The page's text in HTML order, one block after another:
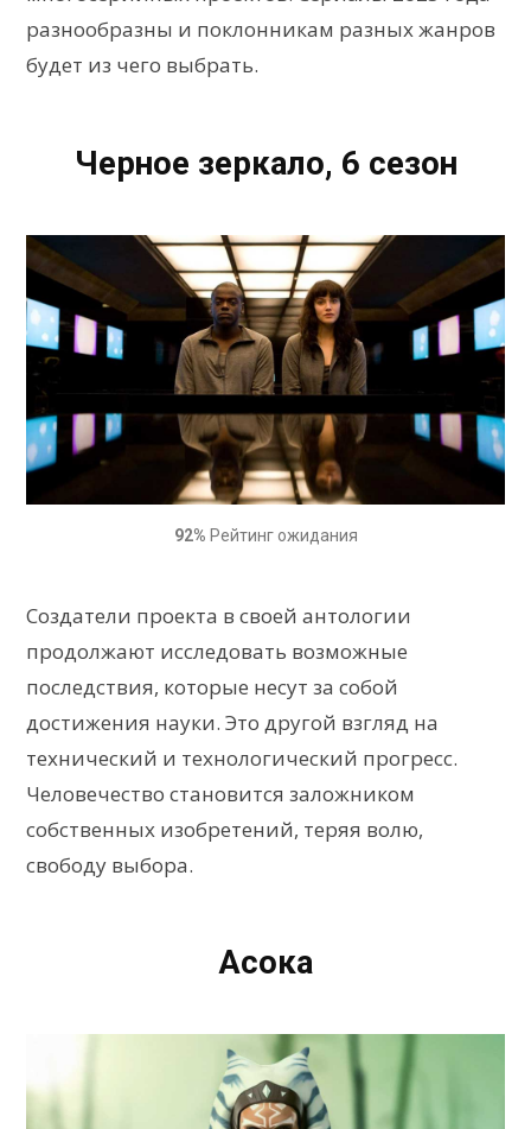
разнообразны и поклонникам разных жанров
будет из чего выбрать.
Черное зеркало, 6 сезон
92% Рейтинг ожидания
Создатели проекта в своей антологии
продолжают исследовать возможные
последствия, которые несут за собой
достижения науки. Это другой взгляд на
технический и технологический прогресс.
Человечество становится заложником
собственных изобретений, теряя волю,
свободу выбора.
Асока